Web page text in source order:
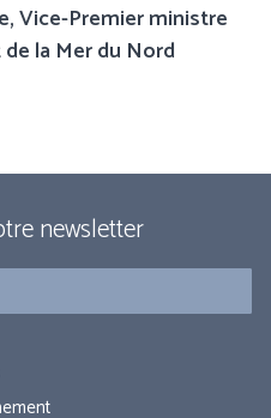
Vice-Premier ministre
la Mer du Nord
newsletter